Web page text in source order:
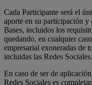
Cada Participante será el
aporte en su participación
Bases, incluidos los
quedando, en cualquier
empresarial exoneradas de
incluidas las Redes Sociales.
En caso de ser de
Redes Sociales es